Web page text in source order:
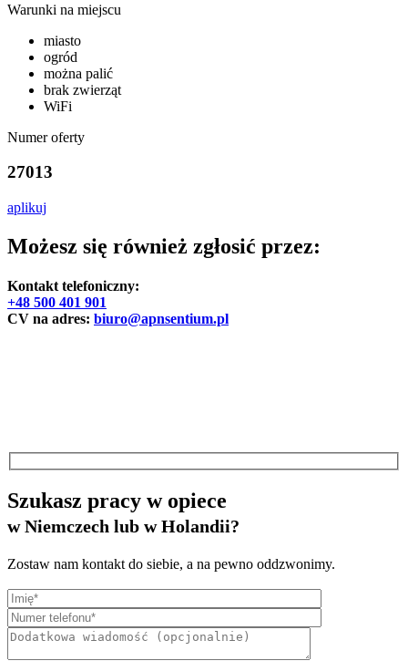
Warunki na miejscu
miasto
ogród
można palić
brak zwierząt
WiFi
Numer oferty
27013
aplikuj
Możesz się również zgłosić przez:
Kontakt telefoniczny:
+48 500 401 901
CV na adres: biuro@apnsentium.pl
Szukasz pracy w opiece
w Niemczech lub w Holandii?
Zostaw nam kontakt do siebie, a na pewno oddzwonimy.